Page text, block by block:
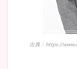
出典：https://